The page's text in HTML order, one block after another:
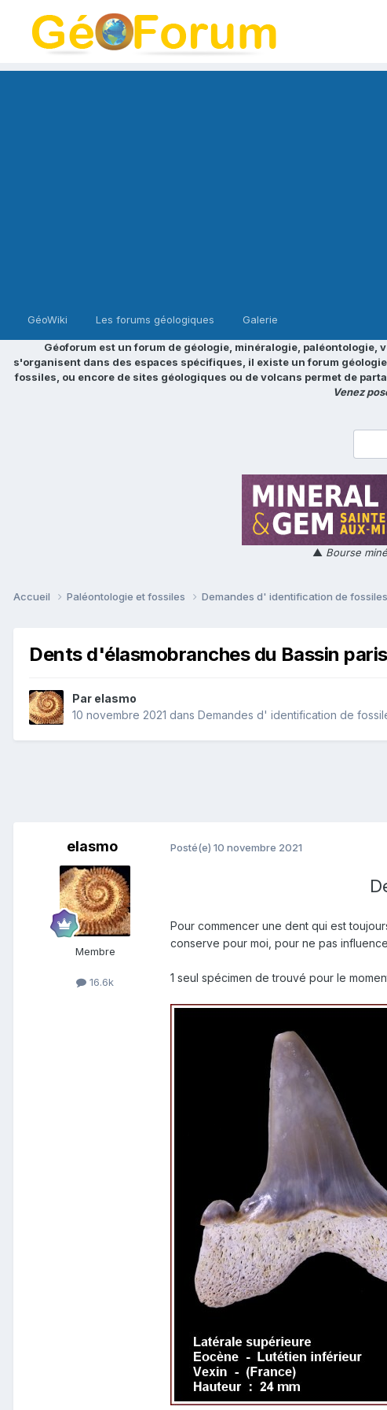
GéoWiki Les forums géologiques Galerie
Géoforum est un forum de géologie, minéralogie,
s'organisent dans des espaces spécifiques, il existe un forum
fossiles, ou encore de sites géologiques ou de volcans permet de
Venez
▲ Bourse
Accueil Paléontologie et fossiles Demandes d' identification de fossiles
Dents d'élasmobranches du Bassin
Par elasmo
10 novembre 2021 dans Demandes d' identification de
elasmo
Membre
16.6k
Posté(e) 10 novembre 2021
Pour commencer une dent qui est
conserve pour moi, pour ne pas
1 seul spécimen de trouvé pour le